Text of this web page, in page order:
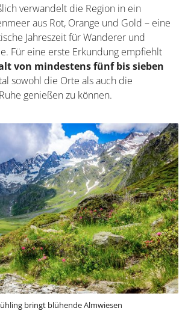
vollem Betrieb.
verwandelt die Region in ein
aus Rot, Orange und Gold –
Jahreszeit für Wanderer und
Für eine erste Erkundung empfiehlt
von mindestens fünf bis sieben
genießen zu können.